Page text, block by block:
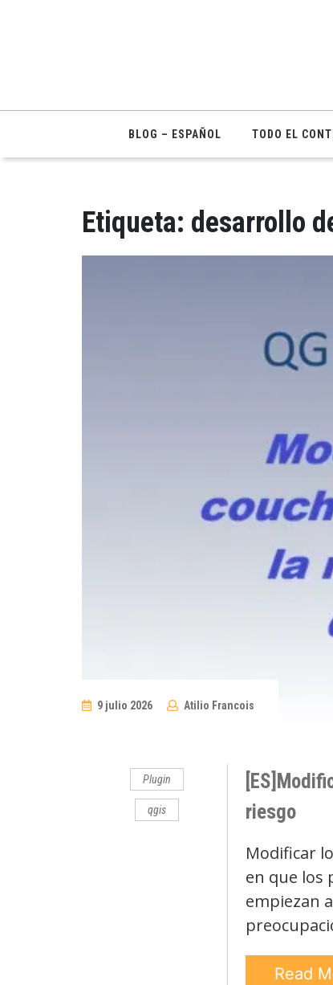
BLOG – ESPAÑOL TODO EL
Etiqueta: desarrollo
9 julio 2026 Atilio Francois
Plugin
qgis
riesgo
Modificar
en que los
empiezan
Read